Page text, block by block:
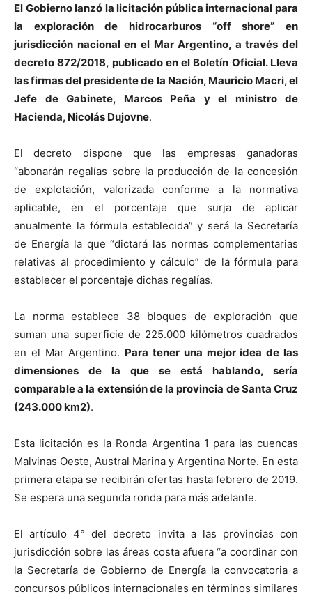
El Gobierno lanzó la licitación pública internacional para
la exploración de hidrocarburos “off shore” en
jurisdicción nacional en el Mar Argentino, a través del
decreto 872/2018, publicado en el Boletín Oficial. Lleva
las firmas del presidente de la Nación, Mauricio Macri, el
Jefe de Gabinete, Marcos Peña y el ministro de
Hacienda, Nicolás Dujovne.
El decreto dispone que las empresas ganadoras
“abonarán regalías sobre la producción de la concesión
de explotación, valorizada conforme a la normativa
aplicable, en el porcentaje que surja de aplicar
anualmente la fórmula establecida” y será la Secretaría
de Energía la que “dictará las normas complementarias
relativas al procedimiento y cálculo” de la fórmula para
establecer el porcentaje dichas regalías.
La norma establece 38 bloques de exploración que
suman una superficie de 225.000 kilómetros cuadrados
en el Mar Argentino. Para tener una mejor idea de las
dimensiones de la que se está hablando, sería
comparable a la extensión de la provincia de Santa Cruz
(243.000 km2).
Esta licitación es la Ronda Argentina 1 para las cuencas
Malvinas Oeste, Austral Marina y Argentina Norte. En esta
primera etapa se recibirán ofertas hasta febrero de 2019.
Se espera una segunda ronda para más adelante.
El artículo 4° del decreto invita a las provincias con
jurisdicción sobre las áreas costa afuera “a coordinar con
la Secretaría de Gobierno de Energía la convocatoria a
concursos públicos internacionales en términos similares